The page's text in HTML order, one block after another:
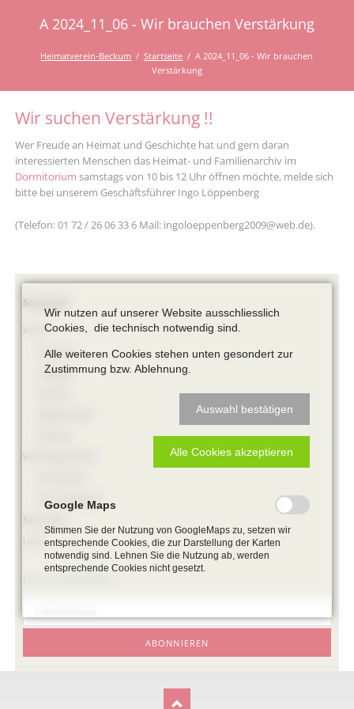
A 2024_11_06 - Wir brauchen Verstärkung
Heimatverein-Beckum Startseite
A 2024_11_06 - Wir brauchen
Verstärkung
Wir suchen Verstärkung !!
Wer Freude an Heimat und Geschichte hat und gern daran
interessierten Menschen das Heimat- und Familienarchiv im
Dormitorium samstags von 10 bis 12 Uhr öffnen möchte, melde sich
bitte bei unserem Geschäftsführer Ingo Löppenberg
(Telefon: 01 72 / 26 06 33 6 Mail: ingoloeppenberg2009@web.de).
Navigation
überspringen
Startseite
Verein
Vorstand
Aufgaben
Vereinsgeschichte
Ehrenmitglieder
Newsletter
Links
Mail-
ABONNIEREN
Wir nutzen auf unserer Website ausschliesslich
Cookies, die technisch notwendig sind.
Alle weiteren Cookies stehen unten gesondert zur
Zustimmung bzw. Ablehnung.
Auswahl bestätigen
Alle Cookies akzeptieren
Google Maps
Stimmen Sie der Nutzung von GoogleMaps zu, setzen wir
entsprechende Cookies, die zur Darstellung der Karten
notwendig sind. Lehnen Sie die Nutzung ab, werden
entsprechende Cookies nicht gesetzt.